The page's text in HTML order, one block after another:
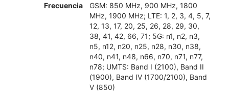
Frecuencia
GSM: 850 MHz, 900 MHz, 1800
MHz, 1900 MHz; LTE: 1, 2, 3, 4, 5, 7,
12, 13, 17, 20, 25, 26, 28, 29, 30,
38, 41, 42, 66, 71; 5G: n1, n2, n3,
n5, n12, n20, n25, n28, n30, n38,
n40, n41, n48, n66, n70, n71, n77,
n78; UMTS: Band I (2100), Band II
(1900), Band IV (1700/2100), Band
V (850)